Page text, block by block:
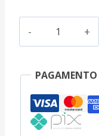
Pais
quantidade
PAGAMENTO